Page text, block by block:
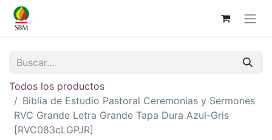
Todos los productos
Biblia de Estudio Pastoral Ceremonias y Sermones
RVC Grande Letra Grande Tapa Dura Azul-Gris
[RVC083cLGPJR]